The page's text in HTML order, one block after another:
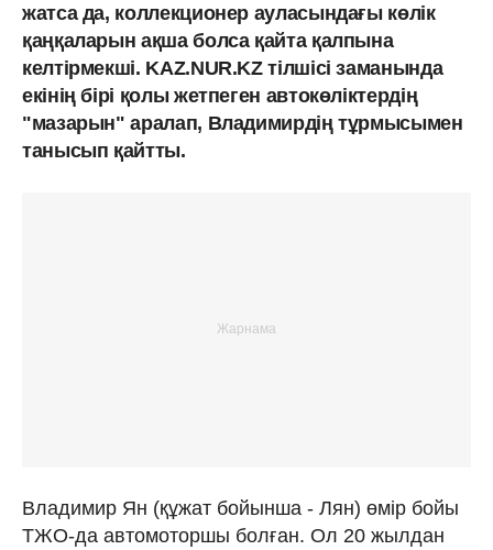
жатса да, коллекционер ауласындағы көлік
қаңқаларын ақша болса қайта қалпына
келтірмекші. KAZ.NUR.KZ тілшісі заманында
екінің бірі қолы жетпеген автокөліктердің
"мазарын" аралап, Владимирдің тұрмысымен
танысып қайтты.
Владимир Ян (құжат бойынша - Лян) өмір бойы
ТЖО-да автомоторшы болған. Ол 20 жылдан